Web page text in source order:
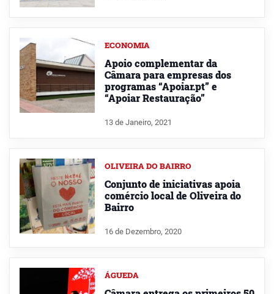
ECONOMIA
Apoio complementar da
Câmara para empresas dos
programas “Apoiar.pt” e
“Apoiar Restauração”
13 de Janeiro, 2021
OLIVEIRA DO BAIRRO
Conjunto de iniciativas apoia
comércio local de Oliveira do
Bairro
16 de Dezembro, 2020
ÁGUEDA